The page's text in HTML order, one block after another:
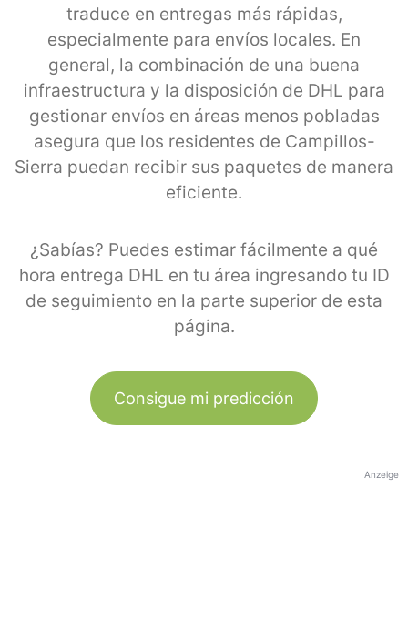
traduce en entregas más rápidas,
especialmente para envíos locales. En
general, la combinación de una buena
infraestructura y la disposición de DHL para
gestionar envíos en áreas menos pobladas
asegura que los residentes de Campillos-
Sierra puedan recibir sus paquetes de manera
eficiente.
¿Sabías? Puedes estimar fácilmente a qué
hora entrega DHL en tu área ingresando tu ID
de seguimiento en la parte superior de esta
página.
Consigue mi predicción
Anzeige